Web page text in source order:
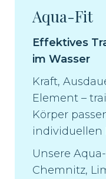
Aqua-Fit
Effektives
im Wasser
Kraft,
Element –
Körper
individuellen
Unsere
Chemnitz,